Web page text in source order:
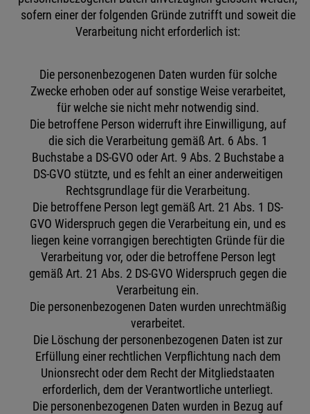
sofern einer der folgenden Gründe zutrifft und soweit die
Verarbeitung nicht erforderlich ist:
Die personenbezogenen Daten wurden für solche
Zwecke erhoben oder auf sonstige Weise verarbeitet,
für welche sie nicht mehr notwendig sind.
Die betroffene Person widerruft ihre Einwilligung, auf
die sich die Verarbeitung gemäß Art. 6 Abs. 1
Buchstabe a DS-GVO oder Art. 9 Abs. 2 Buchstabe a
DS-GVO stützte, und es fehlt an einer anderweitigen
Rechtsgrundlage für die Verarbeitung.
Die betroffene Person legt gemäß Art. 21 Abs. 1 DS-
GVO Widerspruch gegen die Verarbeitung ein, und es
liegen keine vorrangigen berechtigten Gründe für die
Verarbeitung vor, oder die betroffene Person legt
gemäß Art. 21 Abs. 2 DS-GVO Widerspruch gegen die
Verarbeitung ein.
Die personenbezogenen Daten wurden unrechtmäßig
verarbeitet.
Die Löschung der personenbezogenen Daten ist zur
Erfüllung einer rechtlichen Verpflichtung nach dem
Unionsrecht oder dem Recht der Mitgliedstaaten
erforderlich, dem der Verantwortliche unterliegt.
Die personenbezogenen Daten wurden in Bezug auf